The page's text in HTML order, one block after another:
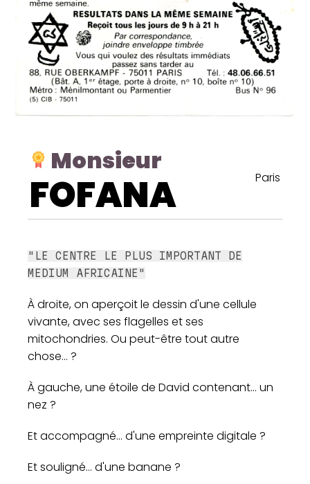
Monsieur
FOFANA Paris
"LE CENTRE LE PLUS IMPORTANT DE
MEDIUM AFRICAINE"
À droite, on aperçoit le dessin d'une cellule
vivante, avec ses flagelles et ses
mitochondries. Ou peut-être tout autre
chose... ?
À gauche, une étoile de David contenant... un
nez ?
Et accompagné... d'une empreinte digitale ?
Et souligné... d'une banane ?